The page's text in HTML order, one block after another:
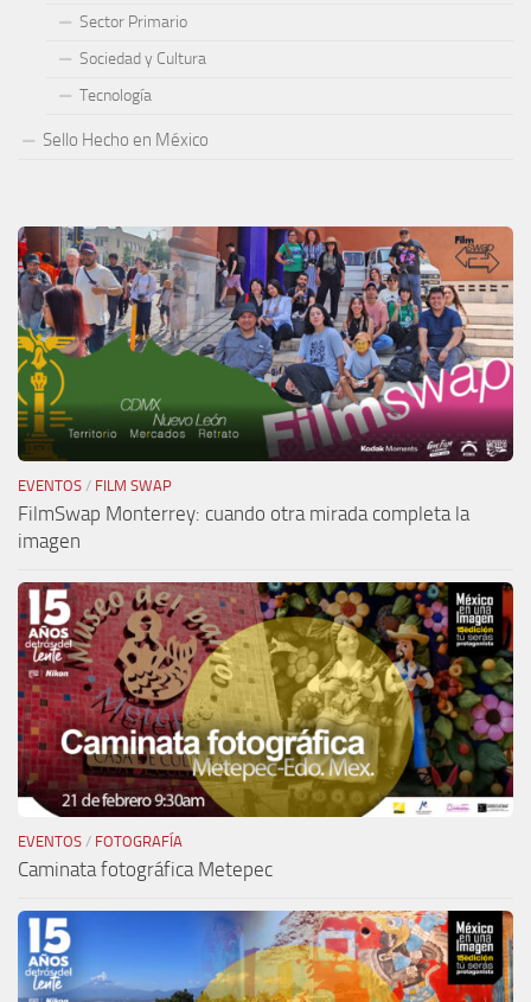
Sector Primario
Sociedad y Cultura
Tecnología
Sello Hecho en México
EVENTOS / FILM SWAP
FilmSwap Monterrey: cuando otra mirada completa la
imagen
EVENTOS / FOTOGRAFÍA
Caminata fotográfica Metepec